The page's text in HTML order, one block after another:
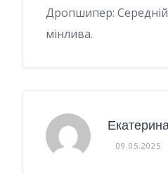
Дропшипер:
мінлива.
09.05.2025